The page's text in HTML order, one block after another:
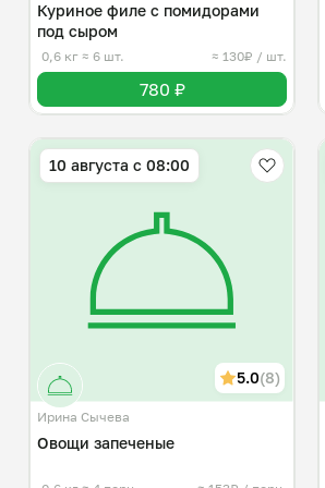
Куриное филе с помидорами
под сыром
0,6 кг ≈ 6 шт. ≈ 130₽ / шт.
780 ₽
10 августа с 08:00
5.0(8)
Ирина Сычева
Овощи запеченые